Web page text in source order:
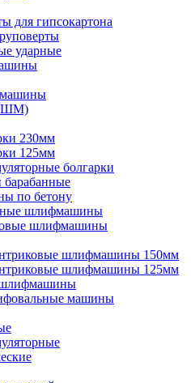
для гипсокартона
ударные
230мм
125мм
болгарки
по бетону
шлифмашины
шлифмашины
шлифмашины 150мм
шлифмашины 125мм
машины